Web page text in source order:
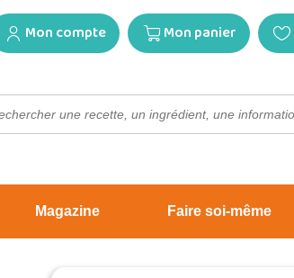
Mon compte Mon panier
:
Magazine Faire soi-même